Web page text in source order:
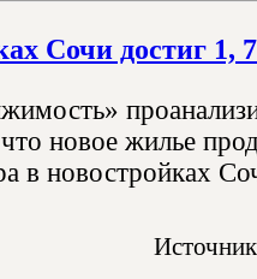
Сочи достиг 1,
новое жилье
в новостройках